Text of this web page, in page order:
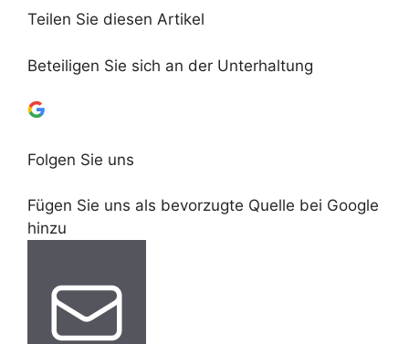
Teilen Sie diesen Artikel
Beteiligen Sie sich an der Unterhaltung
Folgen Sie uns
Fügen Sie uns als bevorzugte Quelle bei Google
hinzu